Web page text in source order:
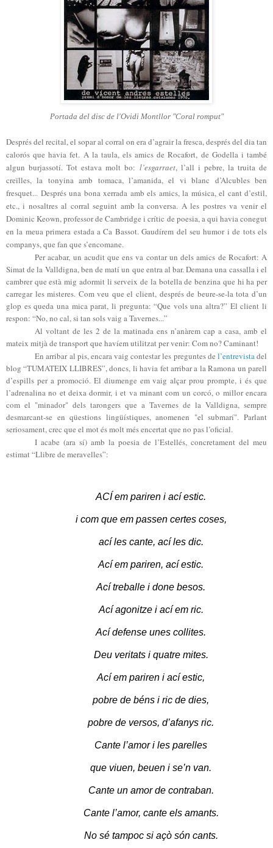
Portada del disc de l'Ovidi Montllor "Coral romput"
Després del recital, el sopar al corral on era d’agrair la fresca, després del dia tan
calorós que havia fet. A la taula, els amics de Rocafort, de Godella i també
algun burjassotí. Tot estava molt bo: l’esgarraet, l’all i pebre, la truita de
creïlles, la tonyina amb tomaca, l’amanida, el vi blanc d’Alcubles ben
fresquet... Després una bona xerrada amb els amics, la música, el cant d’estil,
etc., i nosaltres al corral seguint amb la conversa. A les postres va venir el
Dominic Keown, professor de Cambridge i crític de poesia, a qui havia conegut
en la meua primera estada a Ca Bassot. Gaudírem del seu humor i de tots els
companys, que fan que s’encomane.
Per acabar, un acudit que ens va contar un dels amics de Rocafort: A
Simat de la Valldigna, ben de matí un que entra al bar. Demana una cassalla i el
cambrer que està mig adormit li serveix de la botella de benzina que hi ha per
carregar les misteres. Com veu que el client, després de beure-se-la tota d’un
glop es queda una mica parat, li pregunta: “Que vols una altra?” El client li
respon: “No, no cal, si tan sols vaig a Tavernes...”
Al voltant de les 2 de la matinada ens n’anàrem cap a casa, amb el
mateix mitjà de transport que havíem utilitzat per venir: Com no? Caminant!
En arribar al pis, encara vaig contestar les preguntes de l’entrevistadel
blog “TUMATEIX LLIBRES”, doncs, li havia fet arribar a la Ramona un parell
d’espills per a promoció. El diumenge em vaig alçar prou prompte, i és que
l’adrenalina no et deixa dormir, i et va minant com un corcó, o millor encara
com el "minador" dels tarongers que a Tavernes de la Valldigna, sempre
desmarcant-se en qüestions lingüístiques, anomenen "el submarí". Parlant
seriosament, crec que el mot és molt més encertat que no pas l’oficial.
I acabe (ara sí) amb la poesia de l’Estellés, concretament del meu
estimat “Llibre de meravelles”:
ACÍ em pariren i ací estic.
i com que em passen certes coses,
ací les cante, ací les dic.
Ací em pariren, ací estic.
Ací treballe i done besos.
Ací agonitze i ací em ric.
Ací defense unes collites.
Deu veritats i quatre mites.
Ací em pariren i ací estic,
pobre de béns i ric de dies,
pobre de versos, d’afanys ric.
Cante l’amor i les parelles
que viuen, beuen i se’n van.
Cante un amor de contraban.
Cante l’amor, cante els amants.
No sé tampoc si açò són cants.